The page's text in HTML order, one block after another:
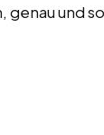
genau und